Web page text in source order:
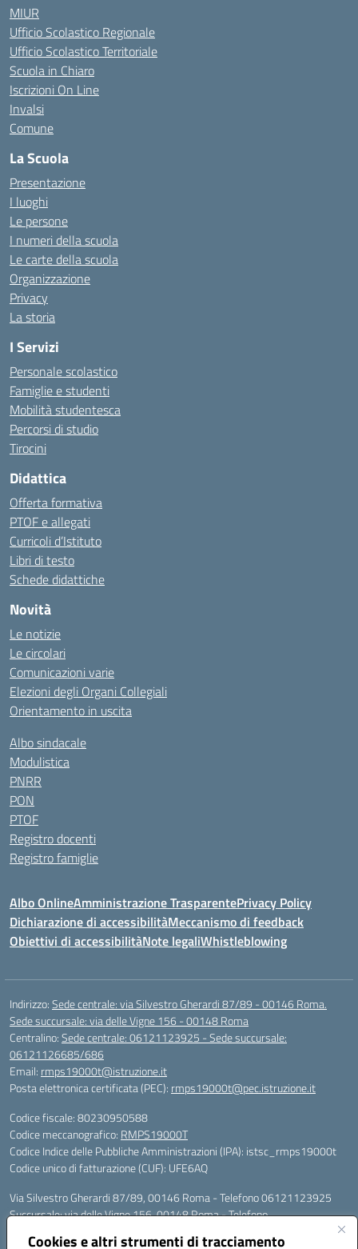
Cookies e altri strumenti di tracciamento
MIUR
Ufficio Scolastico Regionale
Ufficio Scolastico Territoriale
Scuola in Chiaro
Iscrizioni On Line
Invalsi
Comune
La Scuola
Presentazione
I luoghi
Le persone
I numeri della scuola
Le carte della scuola
Organizzazione
Privacy
La storia
I Servizi
Personale scolastico
Famiglie e studenti
Mobilità studentesca
Percorsi di studio
Tirocini
Didattica
Offerta formativa
PTOF e allegati
Curricoli d’Istituto
Libri di testo
Schede didattiche
Novità
Le notizie
Le circolari
Comunicazioni varie
Elezioni degli Organi Collegiali
Orientamento in uscita
Albo sindacale
Modulistica
PNRR
PON
PTOF
Registro docenti
Registro famiglie
Albo OnlineAmministrazione TrasparentePrivacy Policy
Dichiarazione di accessibilitàMeccanismo di feedback
Obiettivi di accessibilitàNote legaliWhistleblowing
Indirizzo:Sede centrale: via Silvestro Gherardi 87/89 - 00146 Roma.
Sede succursale: via delle Vigne 156 - 00148 Roma
Centralino:Sede centrale: 06121123925 - Sede succursale:
06121126685/686
Email: rmps19000t@istruzione.it
Posta elettronica certificata (PEC): rmps19000t@pec.istruzione.it
Codice fiscale: 80230950588
Codice meccanografico: RMPS19000T
Codice Indice delle Pubbliche Amministrazioni (IPA): istsc_rmps19000t
Codice unico di fatturazione (CUF): UFE6AQ
Via Silvestro Gherardi 87/89, 00146 Roma - Telefono 06121123925
Succursale: via delle Vigne 156, 00148 Roma - Telefono